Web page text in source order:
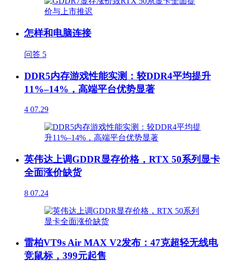
怎样和电脑连接
问答 5
DDR5内存游戏性能实测：较DDR4平均提升
11%–14%，高端平台优势显著
4 07.29
英伟达上调GDDR显存价格，RTX 50系列显卡
全面涨价缺货
8 07.24
雷柏VT9s Air MAX V2发布：47克超轻无线电
竞鼠标，399元起售